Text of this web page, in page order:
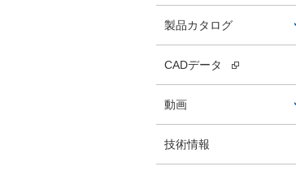
製品カタログ
CADデータ
動画
技術情報